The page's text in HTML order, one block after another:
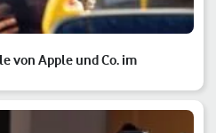
von Apple und Co. im